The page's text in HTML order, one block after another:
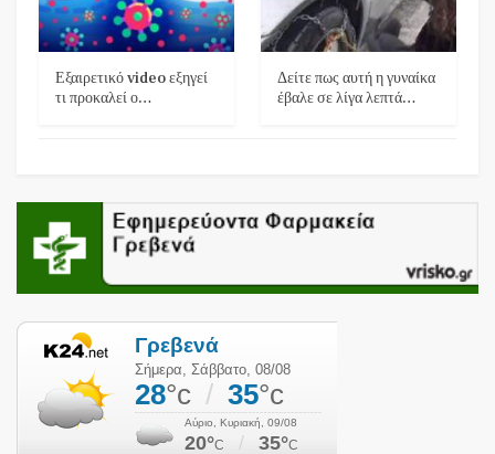
Εξαιρετικό video εξηγεί
τι προκαλεί ο…
Δείτε πως αυτή η γυναίκα
έβαλε σε λίγα λεπτά…